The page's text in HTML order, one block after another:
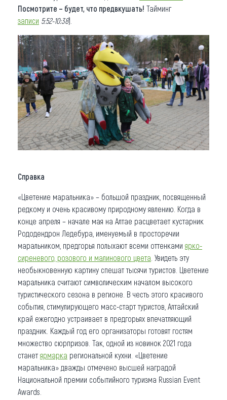
Посмотрите – будет, что предвкушать! Тайминг
записи 5:52-10:38).
Справка
«Цветение маральника» – большой праздник, посвященный
редкому и очень красивому природному явлению. Когда в
конце апреля – начале мая на Алтае расцветает кустарник
Рододендрон Ледебура, именуемый в просторечии
маральником, предгорья полыхают всеми оттенками ярко-
сиреневого, розового и малинового цвета . Увидеть эту
необыкновенную картину спешат тысячи туристов. Цветение
маральника считают символическим началом высокого
туристического сезона в регионе. В честь этого красивого
события, стимулирующего масс-старт туристов, Алтайский
край ежегодно устраивает в предгорьях впечатляющий
праздник. Каждый год его организаторы готовят гостям
множество сюрпризов. Так, одной из новинок 2021 года
станет ярмарка региональной кухни. «Цветение
маральника» дважды отмечено высшей наградой
Национальной премии событийного туризма Russian Event
Awards.